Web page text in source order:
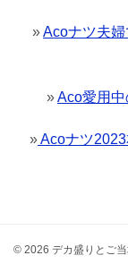
»Acoナツ夫
»Aco愛用
»Acoナツ
© 2026 デカ盛りとご